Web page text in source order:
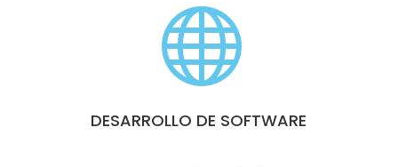

DESARROLLO DE SOFTWARE